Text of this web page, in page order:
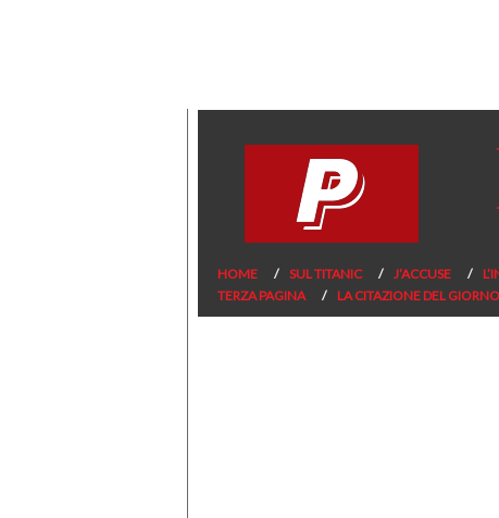
HOME SUL TITANIC J’ACCUSE
TERZA PAGINA
LA CITAZIONE DEL GIORNO